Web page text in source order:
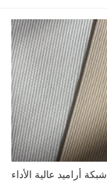
المنتجات
أخبار
حالة
مصنع العرض
الاتصال بنا
شبكة أراميد عالية الأداء